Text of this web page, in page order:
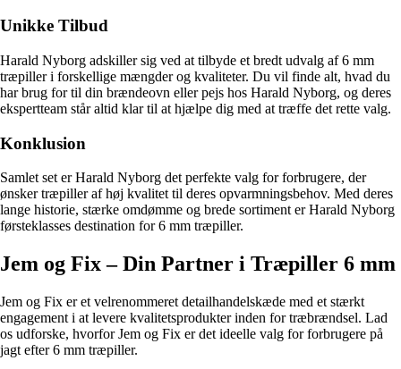
Unikke Tilbud
Harald Nyborg adskiller sig ved at tilbyde et bredt udvalg af 6 mm
træpiller i forskellige mængder og kvaliteter. Du vil finde alt, hvad du
har brug for til din brændeovn eller pejs hos Harald Nyborg, og deres
ekspertteam står altid klar til at hjælpe dig med at træffe det rette valg.
Konklusion
Samlet set er Harald Nyborg det perfekte valg for forbrugere, der
ønsker træpiller af høj kvalitet til deres opvarmningsbehov. Med deres
lange historie, stærke omdømme og brede sortiment er Harald Nyborg
førsteklasses destination for 6 mm træpiller.
Jem og Fix – Din Partner i Træpiller 6 mm
Jem og Fix er et velrenommeret detailhandelskæde med et stærkt
engagement i at levere kvalitetsprodukter inden for træbrændsel. Lad
os udforske, hvorfor Jem og Fix er det ideelle valg for forbrugere på
jagt efter 6 mm træpiller.